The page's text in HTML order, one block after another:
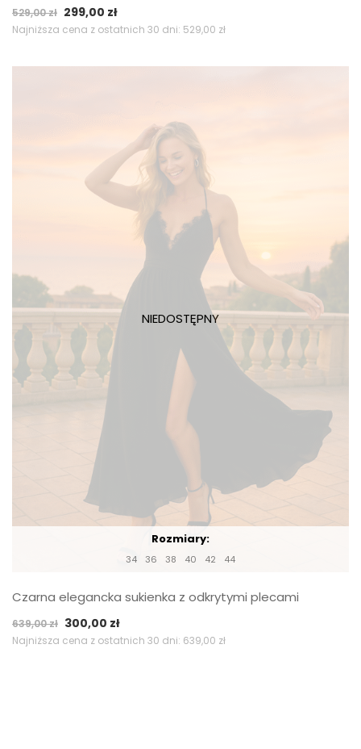
529,00zł Pierwotna
cena
529,00 zł.
299,00 złAktualna
cena
299,00 zł.
Najniższa cena z ostatnich 30 dni: 529,00 zł
Rozmiary:
34 36 38 40 42 44
Czarna elegancka sukienka z odkrytymi plecami
639,00zł Pierwotna
cena
300,00 złAktualna
cena
Najniższa cena z ostatnich 30 dni: 639,00 zł